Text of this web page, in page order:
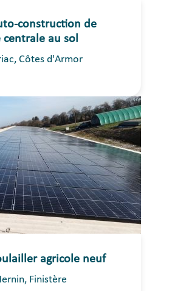
construction de
centrale au sol
Côtes d'Armor
agricole neuf
Finistère